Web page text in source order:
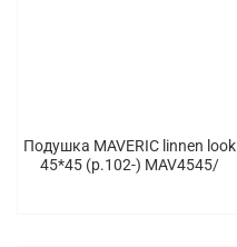
Подушка MAVERIC linnen look
45*45 (p.102-) MAV4545/